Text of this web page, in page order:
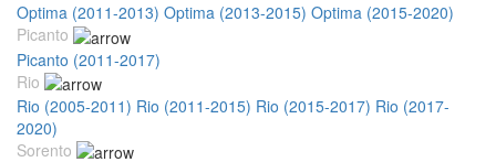
Optima (2011-2013) Optima (2013-2015) Optima (2015-2020)
Picanto
Picanto (2011-2017)
Rio
Rio (2005-2011) Rio (2011-2015) Rio (2015-2017) Rio (2017-
2020)
Sorento